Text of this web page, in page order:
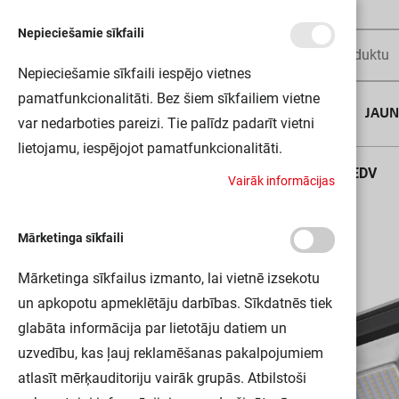
ENDURA FLOOD SENSOR 50W 840 DG LEDV
Nepieciešamie sīkfaili
Nepieciešamie sīkfaili iespējo vietnes
pamatfunkcionalitāti. Bez šiem sīkfailiem vietne
var nedarboties pareizi. Tie palīdz padarīt vietni
lietojamu, iespējojot pamatfunkcionalitāti.
Vairāk informācijas
Mārketinga sīkfaili
Mārketinga sīkfailus izmanto, lai vietnē izsekotu
un apkopotu apmeklētāju darbības. Sīkdatnēs tiek
glabāta informācija par lietotāju datiem un
uzvedību, kas ļauj reklamēšanas pakalpojumiem
atlasīt mērķauditoriju vairāk grupās. Atbilstoši